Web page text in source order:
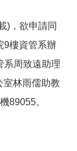
)，欲申請同
9樓資管系辦
系周致遠助理
室林雨儒助教
89055。